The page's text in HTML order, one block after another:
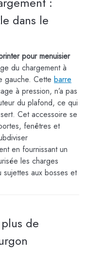
dans le
pour menuisier
du chargement à
gauche. Cette barre
à pression, n’a pas
du plafond, ce qui
Cet accessoire se
fenêtres et
en fournissant un
les charges
aux bosses et
de